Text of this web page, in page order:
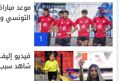
1
موعد
التونسي
شاهد سبب